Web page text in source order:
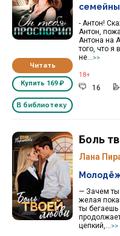
Читать
Купить 169 ₽
В библиотеку
- Антон!
Антон,
Антона на
того, что я
не...
>>
18+
16
Боль
Лана
— Зачем ты
желая
ты бегаешь
цепкий,...
>>